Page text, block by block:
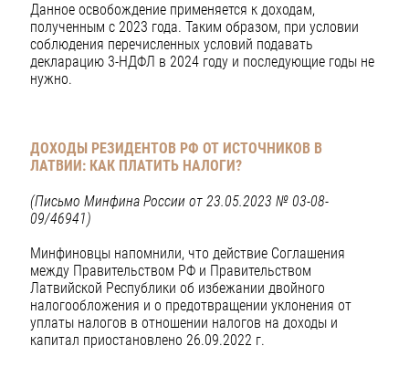
Данное освобождение применяется к доходам,
полученным с 2023 года. Таким образом, при условии
соблюдения перечисленных условий подавать
декларацию 3-НДФЛ в 2024 году и последующие годы не
нужно.
ДОХОДЫ РЕЗИДЕНТОВ РФ ОТ ИСТОЧНИКОВ В
ЛАТВИИ: КАК ПЛАТИТЬ НАЛОГИ?
(Письмо Минфина России от 23.05.2023 № 03-08-
09/46941)
Минфиновцы напомнили, что действие Соглашения
между Правительством РФ и Правительством
Латвийской Республики об избежании двойного
налогообложения и о предотвращении уклонения от
уплаты налогов в отношении налогов на доходы и
капитал приостановлено 26.09.2022 г.